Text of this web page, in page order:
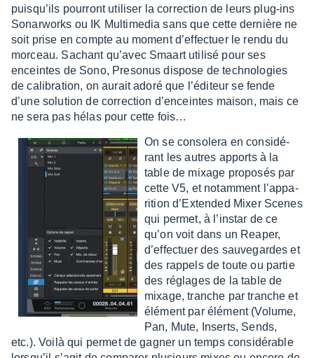
puisqu’ils pour­ront utili­ser la correc­tion de leurs plug-ins
Sonar­works ou IK Multi­me­dia sans que cette dernière ne
soit prise en compte au moment d’ef­fec­tuer le rendu du
morceau. Sachant qu’avec Smaart utilisé pour ses
enceintes de Sono, Preso­nus dispose de tech­no­lo­gies
de cali­bra­tion, on aurait adoré que l’édi­teur se fende
d’une solu­tion de correc­tion d’en­ceintes maison, mais ce
ne sera pas hélas pour cette fois…
On se conso­lera en consi­dé­
rant les autres apports à la
table de mixage propo­sés par
cette V5, et notam­ment l’ap­pa­
ri­tion d’Ex­ten­ded Mixer Scenes
qui permet, à l’ins­tar de ce
qu’on voit dans un Reaper,
d’ef­fec­tuer des sauve­gardes et
des rappels de toute ou partie
des réglages de la table de
mixage, tranche par tranche et
élément par élément (Volume,
Pan, Mute, Inserts, Sends,
etc.). Voilà qui permet de gagner un temps consi­dé­rable